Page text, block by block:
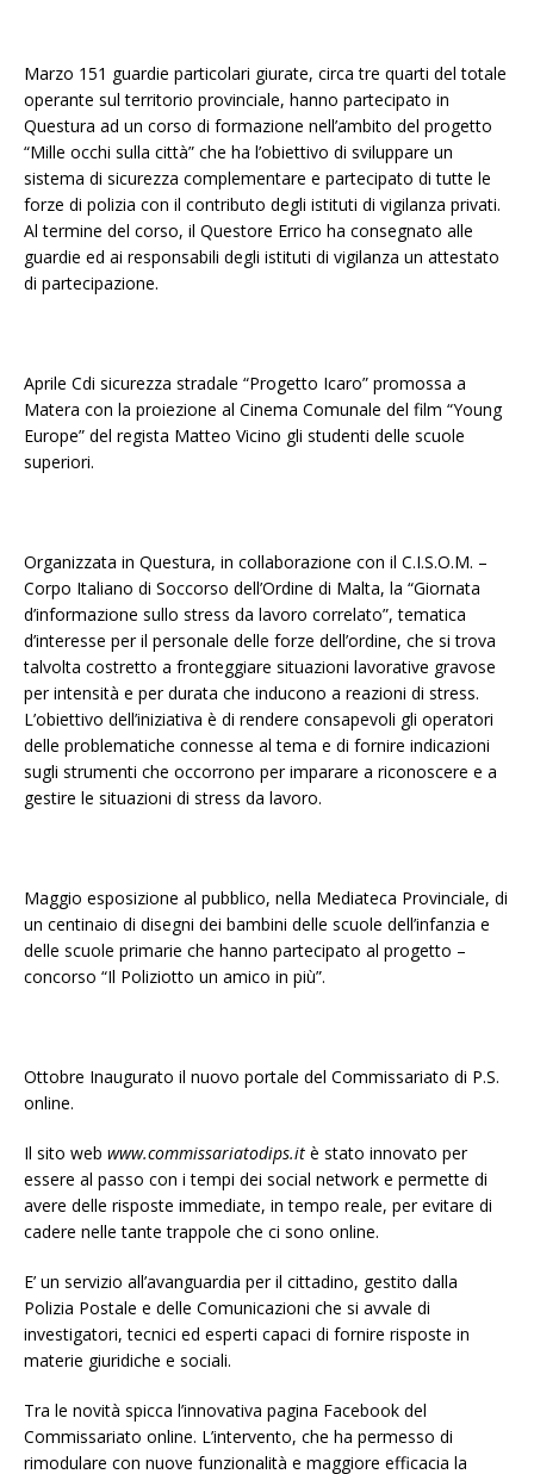
Marzo 151 guardie particolari giurate, circa tre quarti del totale
operante sul territorio provinciale, hanno partecipato in
Questura ad un corso di formazione nell’ambito del progetto
“Mille occhi sulla città” che ha l’obiettivo di sviluppare un
sistema di sicurezza complementare e partecipato di tutte le
forze di polizia con il contributo degli istituti di vigilanza privati.
Al termine del corso, il Questore Errico ha consegnato alle
guardie ed ai responsabili degli istituti di vigilanza un attestato
di partecipazione.
Aprile Cdi sicurezza stradale “Progetto Icaro” promossa a
Matera con la proiezione al Cinema Comunale del film “Young
Europe” del regista Matteo Vicino gli studenti delle scuole
superiori.
Organizzata in Questura, in collaborazione con il C.I.S.O.M. –
Corpo Italiano di Soccorso dell’Ordine di Malta, la “Giornata
d’informazione sullo stress da lavoro correlato”, tematica
d’interesse per il personale delle forze dell’ordine, che si trova
talvolta costretto a fronteggiare situazioni lavorative gravose
per intensità e per durata che inducono a reazioni di stress.
L’obiettivo dell’iniziativa è di rendere consapevoli gli operatori
delle problematiche connesse al tema e di fornire indicazioni
sugli strumenti che occorrono per imparare a riconoscere e a
gestire le situazioni di stress da lavoro.
Maggio esposizione al pubblico, nella Mediateca Provinciale, di
un centinaio di disegni dei bambini delle scuole dell’infanzia e
delle scuole primarie che hanno partecipato al progetto –
concorso “Il Poliziotto un amico in più”.
Ottobre Inaugurato il nuovo portale del Commissariato di P.S.
online.
Il sito web www.commissariatodips.it è stato innovato per
essere al passo con i tempi dei social network e permette di
avere delle risposte immediate, in tempo reale, per evitare di
cadere nelle tante trappole che ci sono online.
E’ un servizio all’avanguardia per il cittadino, gestito dalla
Polizia Postale e delle Comunicazioni che si avvale di
investigatori, tecnici ed esperti capaci di fornire risposte in
materie giuridiche e sociali.
Tra le novità spicca l’innovativa pagina Facebook del
Commissariato online. L’intervento, che ha permesso di
rimodulare con nuove funzionalità e maggiore efficacia la